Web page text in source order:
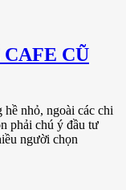
CŨ
nhỏ, ngoài các chi
phải chú ý đầu tư
người chọn